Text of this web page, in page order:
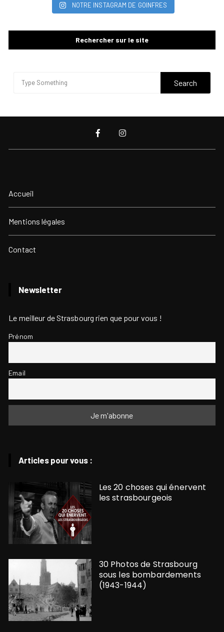
NOTRE INSTAGRAM DE GOINFRES
Rechercher sur le site
Accueil
Mentions légales
Contact
Newsletter
Le meilleur de Strasbourg rien que pour vous !
Prénom
Email
Articles pour vous :
Les 20 choses qui énervent
les strasbourgeois
30 Photos de Strasbourg
sous les bombardements
(1943-1944)